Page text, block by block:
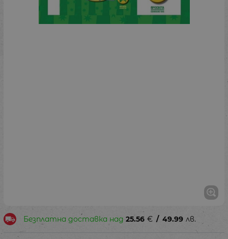
Безплатна доставка над 25.56 € / 49.99 лв.